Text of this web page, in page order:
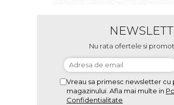
Nu rata ofertele si
Vreau sa primesc newsletter cu
magazinului. Afla mai multe in
Confidentialitate